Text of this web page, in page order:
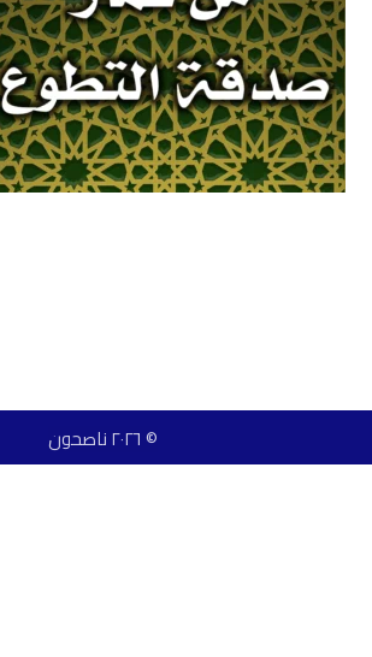
© ٢٠٢٦ ناصحون